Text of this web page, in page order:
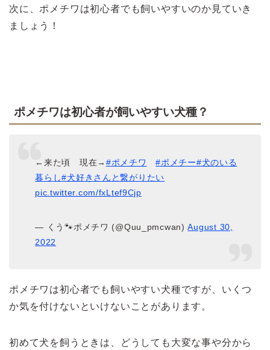
次に、ポメチワは初心者でも飼いやすいのか見ていき
ましょう！
ポメチワは初心者が飼いやすい犬種？
←来た頃 現在→ #ポメチワ #ポメチー#犬のいる
暮らし#犬好きさんと繋がりたい
pic.twitter.com/fxLtef9Cjp
— くう🐾ポメチワ (@Quu_pmcwan)August 30,
2022
ポメチワは初心者でも飼いやすい犬種ですが、いくつ
か気を付けないといけないことがあります。
初めて犬を飼うときは、どうしても大変な事や分から